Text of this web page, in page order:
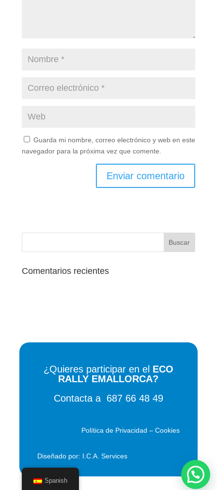
Guarda mi nombre, correo electrónico y web en este
navegador para la próxima vez que comente.
Comentarios recientes
¿Quieres participar en el ECO
RALLY EMALLORCA?
Contacta a 687 66 48 49
Política de Privacidad –Cookies
Diseñado por: I.C.A. Services
Spanish